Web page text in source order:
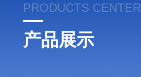
PRODUCTS CENTER
产品展示